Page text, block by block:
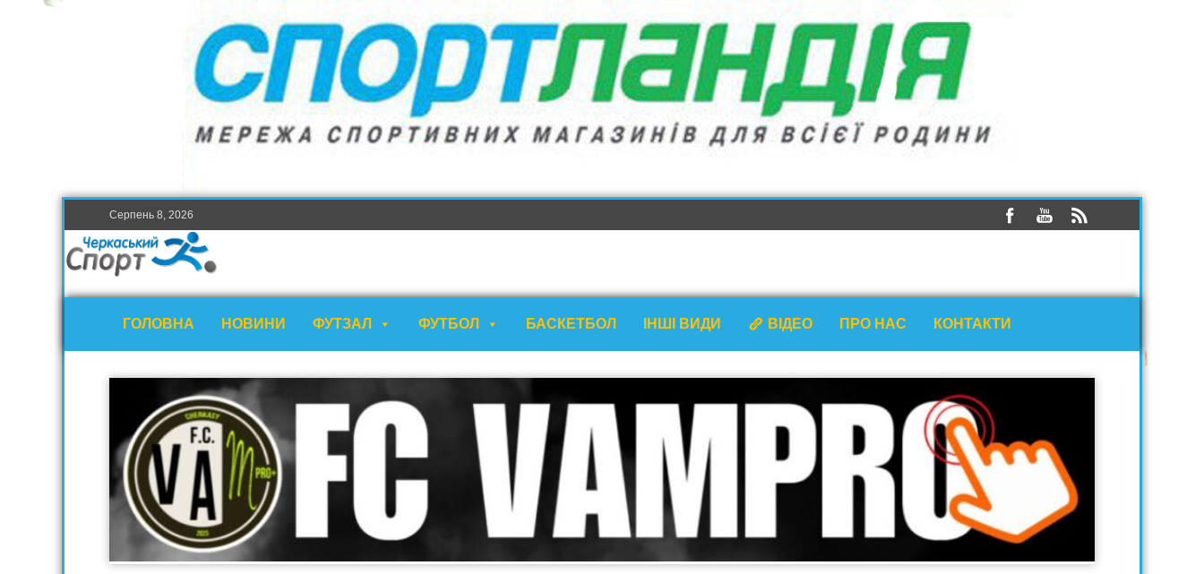
Серпень 8, 2026
ГОЛОВНА НОВИНИ ФУТЗАЛ ФУТБОЛ БАСКЕТБОЛ ІНШІ ВИДИ ВІДЕО ПРО НАС КОНТАКТИ